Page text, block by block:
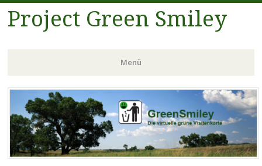
Project Green Smiley
Menü
Zum
Inhalt
springen